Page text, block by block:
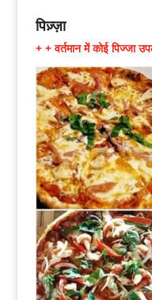
पिज़्ज़ा
+ + वर्तमान में कोई पिज्जा